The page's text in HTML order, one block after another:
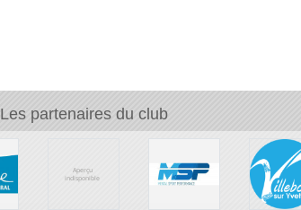
Les partenaires du club